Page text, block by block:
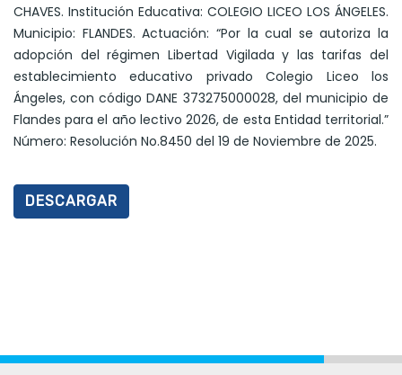
CHAVES. Institución Educativa: COLEGIO LICEO LOS ÁNGELES.
Municipio: FLANDES. Actuación: “Por la cual se autoriza la
adopción del régimen Libertad Vigilada y las tarifas del
establecimiento educativo privado Colegio Liceo los
Ángeles, con código DANE 373275000028, del municipio de
Flandes para el año lectivo 2026, de esta Entidad territorial.”
Número: Resolución No.8450 del 19 de Noviembre de 2025.
DESCARGAR